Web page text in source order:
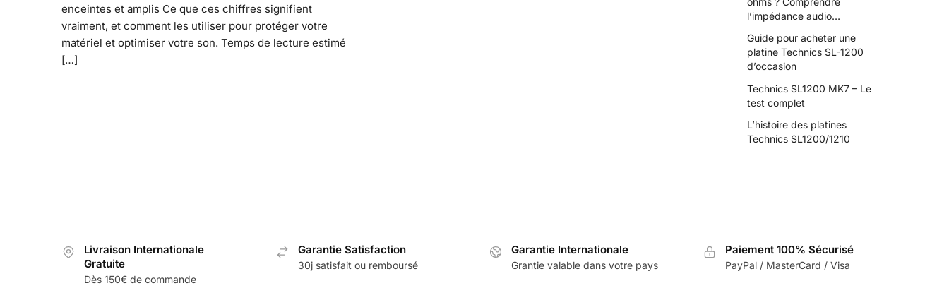
enceintes et amplis Ce que ces chiffres signifient
vraiment, et comment les utiliser pour protéger votre
matériel et optimiser votre son. Temps de lecture estimé
[…]
l’impédance audio…
Guide pour acheter une
platine Technics SL-1200
d’occasion
Technics SL1200 MK7 – Le
test complet
L’histoire des platines
Technics SL1200/1210
Livraison Internationale
Gratuite
Dès 150€ de commande
Garantie Satisfaction
30j satisfait ou remboursé
Garantie Internationale
Grantie valable dans votre pays
Paiement 100% Sécurisé
PayPal / MasterCard / Visa